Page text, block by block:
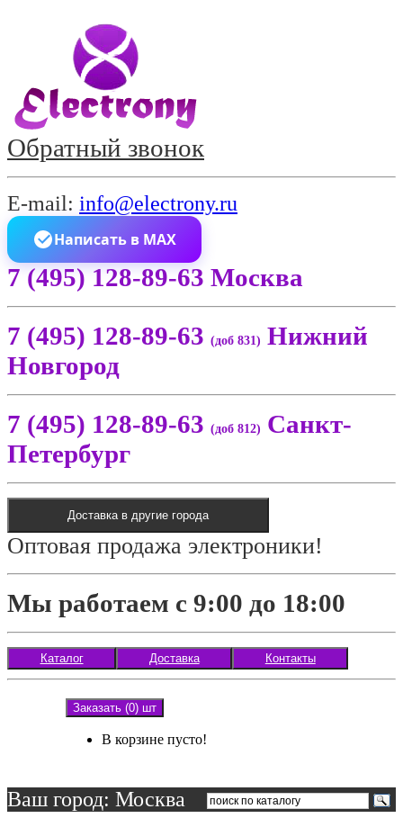
Обратный звонок
E-mail: info@electrony.ru
Написать в MAX
7 (495) 128-89-63 Москва
7 (495) 128-89-63 (доб 831) Нижний
Новгород
7 (495) 128-89-63 (доб 812) Санкт-
Петербург
Доставка в другие города
Оптовая продажа электроники!
Мы работаем с 9:00 до 18:00
Каталог Доставка Контакты
Заказать (0) шт
В корзине пусто!
Ваш город: Москва